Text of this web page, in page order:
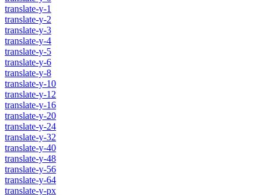
translate-y-1
translate-y-2
translate-y-3
translate-y-4
translate-y-5
translate-y-6
translate-y-8
translate-y-10
translate-y-12
translate-y-16
translate-y-20
translate-y-24
translate-y-32
translate-y-40
translate-y-48
translate-y-56
translate-y-64
translate-y-px